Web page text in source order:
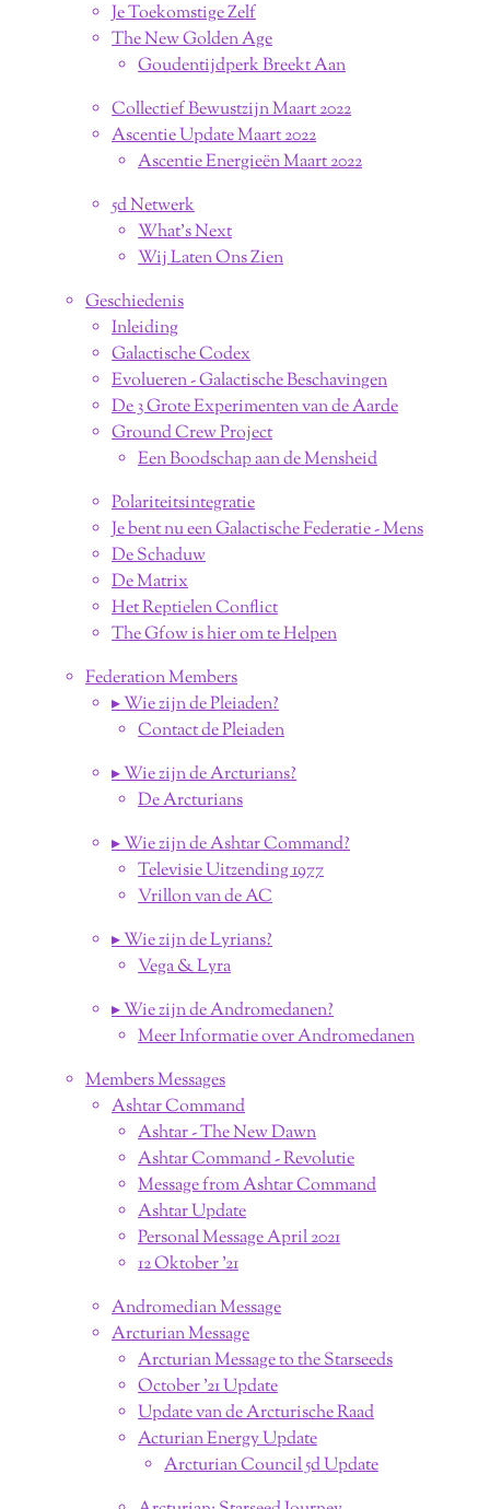
Je Toekomstige Zelf
The New Golden Age
Goudentijdperk Breekt Aan
Collectief Bewustzijn Maart 2022
Ascentie Update Maart 2022
Ascentie Energieën Maart 2022
5d Netwerk
What's Next
Wij Laten Ons Zien
Geschiedenis
Inleiding
Galactische Codex
Evolueren - Galactische Beschavingen
De 3 Grote Experimenten van de Aarde
Ground Crew Project
Een Boodschap aan de Mensheid
Polariteitsintegratie
Je bent nu een Galactische Federatie - Mens
De Schaduw
De Matrix
Het Reptielen Conflict
The Gfow is hier om te Helpen
Federation Members
▸ Wie zijn de Pleiaden?
Contact de Pleiaden
▸ Wie zijn de Arcturians?
De Arcturians
▸ Wie zijn de Ashtar Command?
Televisie Uitzending 1977
Vrillon van de AC
▸ Wie zijn de Lyrians?
Vega & Lyra
▸ Wie zijn de Andromedanen?
Meer Informatie over Andromedanen
Members Messages
Ashtar Command
Ashtar - The New Dawn
Ashtar Command - Revolutie
Message from Ashtar Command
Ashtar Update
Personal Message April 2021
12 Oktober '21
Andromedian Message
Arcturian Message
Arcturian Message to the Starseeds
October '21 Update
Update van de Arcturische Raad
Acturian Energy Update
Arcturian Council 5d Update